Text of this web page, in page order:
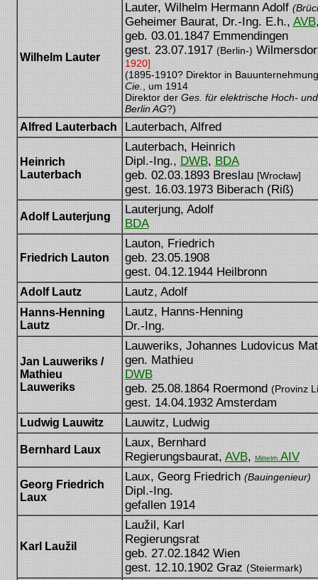
Wilhelm Lauter
Lauter, Wilhelm Hermann Adolf
Geheimer Baurat, Dr.-Ing. E.h., AVB
geb. 03.01.1847 Emmendingen
gest. 23.07.1917 (Berlin-)
1920]
(1895-1910? Direktor in
Cie. , um 1914
Direktor der Ges. für elektrische Hoch-
Berlin AG?)
Alfred Lauterbach Lauterbach, Alfred
Heinrich
Lauterbach
Lauterbach, Heinrich
Dipl.-Ing., DWB, BDA
geb. 02.03.1893 Breslau [Wrocław]
gest. 16.03.1973 Biberach (Riß)
Adolf Lauterjung
Lauterjung, Adolf
BDA
Friedrich Lauton
Lauton, Friedrich
geb. 23.05.1908
gest. 04.12.1944 Heilbronn
Adolf Lautz Lautz, Adolf
Hanns-Henning
Lautz
Lautz, Hanns-Henning
Dr.-Ing.
Jan Lauweriks /
Mathieu
Lauweriks
Lauweriks, Johannes Ludovicus
gen. Mathieu
DWB
geb. 25.08.1864 Roermond (Provinz
gest. 14.04.1932 Amsterdam
Ludwig Lauwitz Lauwitz, Ludwig
Bernhard Laux
Laux, Bernhard
Regierungsbaurat, AVB, Mittelrh. AIV
Georg Friedrich
Laux
Laux, Georg Friedrich (Bauingenieur)
Dipl.-Ing.
gefallen 1914
Karl Laužil
Laužil, Karl
Regierungsrat
geb. 27.02.1842 Wien
gest. 12.10.1902 Graz (Steiermark)